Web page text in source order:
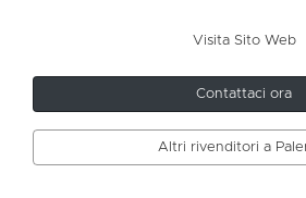
Visita Sito Web
Contattaci ora
Altri rivenditori a